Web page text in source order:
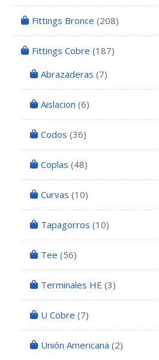
Fittings Bronce (208)
Fittings Cobre (187)
Abrazaderas (7)
Aislacion (6)
Codos (36)
Coplas (48)
Curvas (10)
Tapagorros (10)
Tee (56)
Terminales HE (3)
U Cobre (7)
Unión Americana (2)